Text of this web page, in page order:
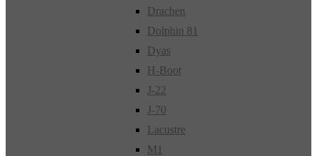
Drachen
Dolphin 81
Dyas
H-Boot
J-22
J-70
Lacustre
M1